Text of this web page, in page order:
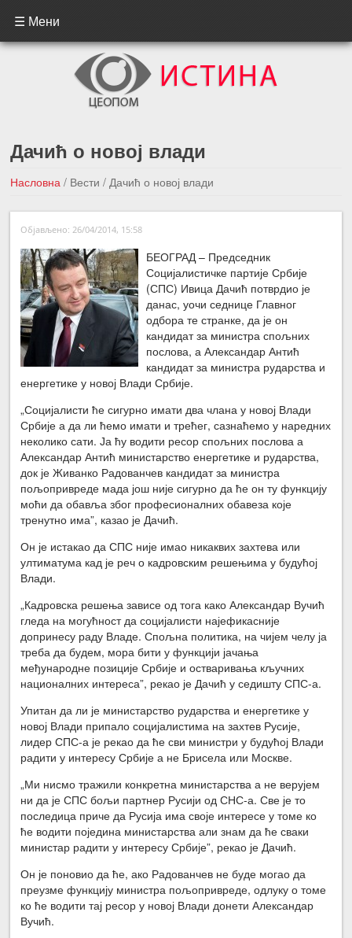
☰ Мени
Дачић о новој влади
Насловна / Вести/ Дачић о новој влади
←Претходна вест
Следећа вест →
Објављено: 26/04/2014, 15:58
БЕОГРАД – Председник
Социјалистичке партије Србије
(СПС) Ивица Дачић потврдио је
данас, уочи седнице Главног
одбора те странке, да је он
кандидат за министра спољних
послова, а Александар Антић
кандидат за министра рударства и
енергетике у новој Влади Србије.
„Социјалисти ће сигурно имати два члана у новој Влади
Србије а да ли ћемо имати и трећег, сазнаћемо у наредних
неколико сати. Ја ћу водити ресор спољних послова а
Александар Антић министарство енергетике и рударства,
док је Живанко Радованчев кандидат за министра
пољопривреде мада још није сигурно да ће он ту функцију
моћи да обавља због професионалних обавеза које
тренутно има”, казао је Дачић.
Он је истакао да СПС није имао никаквих захтева или
ултиматума кад је реч о кадровским решењима у будућој
Влади.
„Кадровска решења зависе од тога како Александар Вучић
гледа на могућност да социјалисти најефикасније
допринесу раду Владе. Спољна политика, на чијем челу ја
треба да будем, мора бити у функцији јачања
међународне позиције Србије и остваривања кључних
националних интереса”, рекао је Дачић у седишту СПС-а.
Упитан да ли је министарство рударства и енергетике у
новој Влади припало социјалистима на захтев Русије,
лидер СПС-а је рекао да ће сви министри у будућој Влади
радити у интересу Србије а не Брисела или Москве.
„Ми нисмо тражили конкретна министарства а не верујем
ни да је СПС бољи партнер Русији од СНС-а. Све је то
последица приче да Русија има своје интересе у томе ко
ће водити поједина министарства али знам да ће сваки
министар радити у интересу Србије”, рекао је Дачић.
Он је поновио да ће, ако Радованчев не буде могао да
преузме функцију министра пољопривреде, одлуку о томе
ко ће водити тај ресор у новој Влади донети Александар
Вучић.